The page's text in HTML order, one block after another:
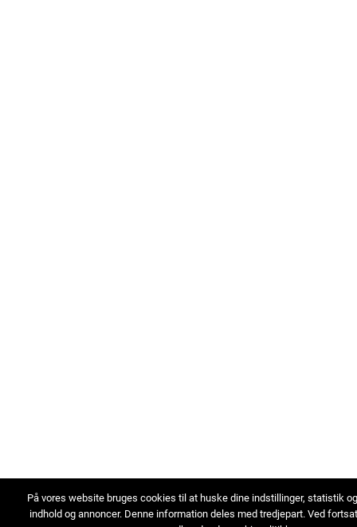
På vores website bruges cookies til at huske dine indstillinger, statistik
indhold og annoncer. Denne information deles med tredjepart. Ved